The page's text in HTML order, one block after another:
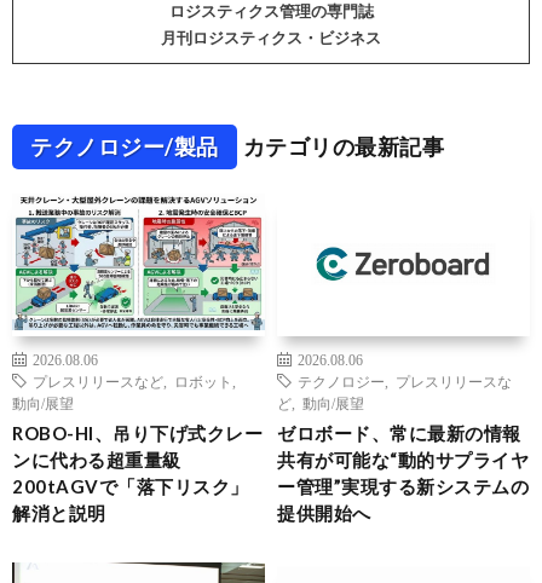
ロジスティクス管理の専門誌
月刊ロジスティクス・ビジネス
テクノロジー/製品 カテゴリの最新記事
2026.08.06
プレスリリースなど
ロボット
動向/展望
ROBO-HI、吊り下げ式クレー
ンに代わる超重量級
200tAGVで「落下リスク」
解消と説明
2026.08.06
テクノロジー
プレスリリースな
ど
動向/展望
ゼロボード、常に最新の情報
共有が可能な“動的サプライヤ
ー管理”実現する新システムの
提供開始へ